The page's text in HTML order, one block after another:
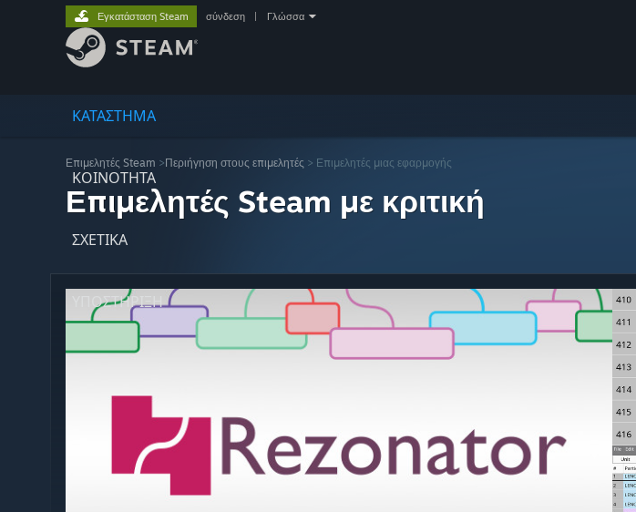
ΚΑΤΑΣΤΗΜΑ
ΚΟΙΝΟΤΗΤΑ
ΣΧΕΤΙΚΆ
ΥΠΟΣΤΗΡΙΞΗ
Εγκατάσταση Steam σύνδεση Γλώσσα
Επιμελητές Steam >Περιήγηση στους επιμελητές > Επιμελητές μιας εφαρμογής
Επιμελητές Steam με κριτική